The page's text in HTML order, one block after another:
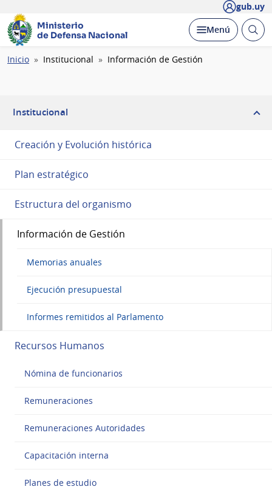
gub.uy
Ministerio
de Defensa Nacional
Desplegar
Menú Abrir
Ruta
Inicio Institucional Información de Gestión
Institucional
Creación y Evolución histórica
Plan estratégico
Estructura del organismo
Información de Gestión
Memorias anuales
Ejecución presupuestal
Informes remitidos al Parlamento
Recursos Humanos
Nómina de funcionarios
Remuneraciones
Remuneraciones Autoridades
Capacitación interna
Planes de estudio